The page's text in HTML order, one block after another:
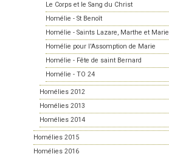
Le Corps et le Sang du Christ
Homélie - St Benoît
Homélie - Saints Lazare, Marthe et Marie
Homélie pour l'Assomption de Marie
Homélie - Fête de saint Bernard
Homélie - TO 24
Homélies 2012
Homélies 2013
Homélies 2014
Homélies 2015
Homélies 2016